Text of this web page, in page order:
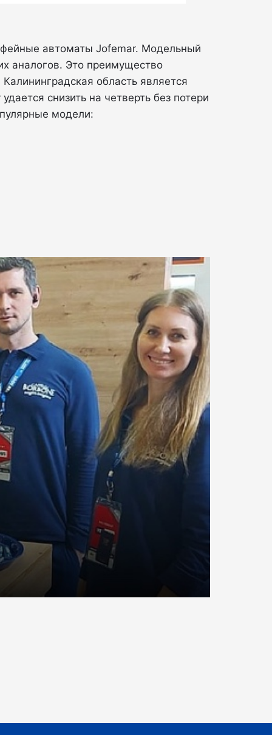
автоматы Jofemar. Модельный
аналогов. Это преимущество
область является
снизить на четверть без потери
модели: